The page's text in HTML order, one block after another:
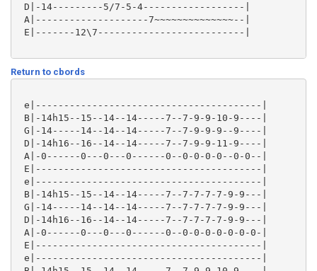
D|-14---------5/7-5-4------------------|
A|--------------------7~~~~~~~~~~~~~~--|
E|-------12\7--------------------------|
Return to cbords
e|----------------------------------------|
B|-14h15--15--14--14-----7--7-9-9-10-9----|
G|-14-----14--14--14-----7--7-9-9-9--9----|
D|-14h16--16--14--14-----7--7-9-9-11-9----|
A|-0------0---0---0------0--0-0-0-0--0-0--|
E|----------------------------------------|
e|----------------------------------------|
B|-14h15--15--14--14-----7--7-7-7-7-9-9---|
G|-14-----14--14--14-----7--7-7-7-7-9-9---|
D|-14h16--16--14--14-----7--7-7-7-7-9-9---|
A|-0------0---0---0------0--0-0-0-0-0-0-0-|
E|----------------------------------------|
e|----------------------------------------|